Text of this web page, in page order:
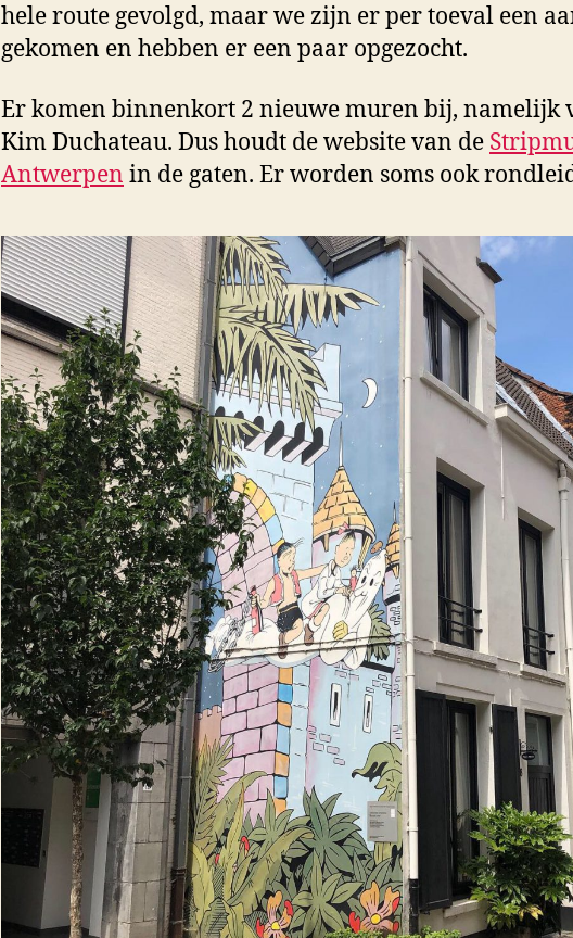
hele route gevolgd, maar we zijn er per toeval een
gekomen en hebben er een paar opgezocht.
Er komen binnenkort 2 nieuwe muren bij, namelijk
Kim Duchateau. Dus houdt de website van de
Antwerpen in de gaten. Er worden soms ook